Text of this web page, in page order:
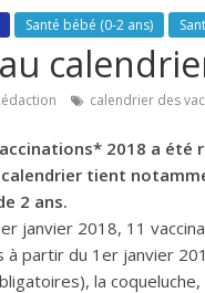
Santé bébé (0-2 ans)
calendrier des
2018 a été
calendrier tient
2 ans.
janvier 2018, 11
à partir du 1er janvier
la